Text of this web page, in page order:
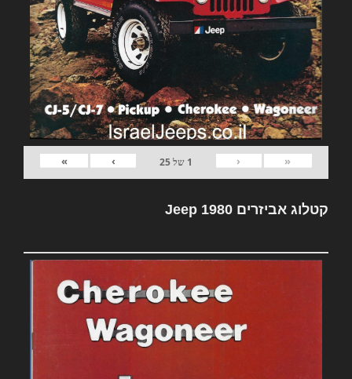
«
‹
1 של25
›
»
קטלוג אביזרים Jeep 1980